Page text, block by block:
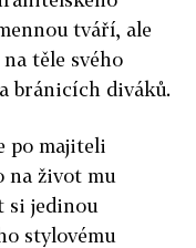
tváří, ale
těle svého
bránicích diváků.
po majiteli
na život mu
si jedinou
stylovému